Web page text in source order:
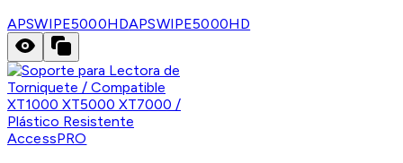
APSWIPE5000HDAPSWIPE5000HD
AccessPRO